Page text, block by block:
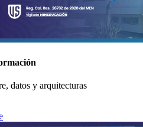
datos y arquitecturas